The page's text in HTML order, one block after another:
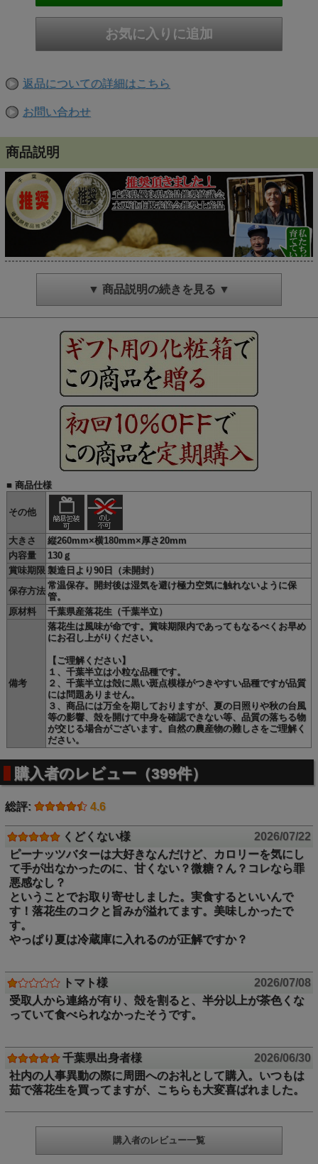
返品についての詳細はこちら
お問い合わせ
商品説明
"約９割"
何の割合だと思いますか？
これは「日本で流通している海外産の落花生の割合」です。
つまり言い換えると、「おいしい国産の落花生」を食べてい
る人は約1割程度しかいないという事です。
においしい落花生をもっと多くの方に知ってほしいのです。
私たちは、千葉県のおいしい落花生をお客様により楽しんで
いただくため、たくさんの経験を培ってきました。この、さ
や付き落花生千葉半立種はその経験から、細かいところまで
こだわって出来上がった自慢の落花生です。
さや付き落花生（千葉半立）には
鈴市商店の7つのこだわりがあります。
こだわりその一 落花生のコシヒカリ、最高品種「千葉半
立」
この煎り落花生は落花生の名産地、千葉県で栽培された千葉
半立（ちばはんだち）
という品種を原料としています。
千葉半立は栽培の難しさや収穫量の少なさから価格がどうし
ても割高になってしまいます。
す。
一口食べると「カリッ」と音を立て、同時に濃厚な香りとま
るで乳製品のようなまろやかなコクが口全体に一気に広がり
ます。
押さえきれないほど芳醇な香りは、飲み込んだ後も喉の奥か
ら香り続け最高の後味を与えてくれます。千葉半立は、
落花生を全く寄せ付けない絶品です
▼ 商品説明の続きを見る ▼
■ 商品仕様
その他
大きさ
縦260mm×横180mm×厚さ20mm
内容量
130ｇ
賞味期限 製造日より90日（未開封）
保存方法
常温保存。開封後は湿気を避け極力空気に触れないように保
管。
原材料
千葉県産落花生（千葉半立）
備考
落花生は風味が命です。賞味期限内であってもなるべくお早め
にお召し上がりください。
【ご理解ください】
１、千葉半立は小粒な品種です。
２、千葉半立は殻に黒い斑点模様がつきやすい品種ですが品質
には問題ありません。
３、商品には万全を期しておりますが、夏の日照りや秋の台風
等の影響、殻を開けて中身を確認できない等、品質の落ちる物
が交じる場合がございます。自然の農産物の難しさをご理解く
ださい。
購入者のレビュー（399件）
総評: 4.6
くどくない様
2026/07/22
ピーナッツバターは大好きなんだけど、カロリーを気にし
て手が出なかったのに、甘くない？微糖？ん？コレなら罪
悪感なし？
ということでお取り寄せしました。実食するといいんで
す！落花生のコクと旨みが溢れてます。美味しかったで
す。
やっぱり夏は冷蔵庫に入れるのが正解ですか？
トマト様
2026/07/08
受取人から連絡が有り、殻を割ると、半分以上が茶色くな
っていて食べられなかったそうです。
千葉県出身者様
2026/06/30
社内の人事異動の際に周囲へのお礼として購入。いつもは
茹で落花生を買ってますが、こちらも大変喜ばれました。
購入者のレビュー一覧